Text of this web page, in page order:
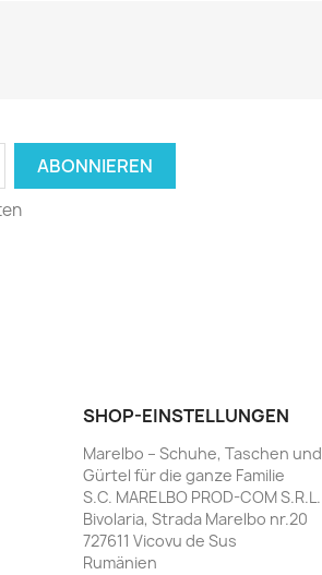
SHOP-EINSTELLUNGEN
Marelbo – Schuhe, Taschen und
Gürtel für die ganze Familie
S.C. MARELBO PROD-COM S.R.L.
Bivolaria, Strada Marelbo nr.20
727611 Vicovu de Sus
Rumänien